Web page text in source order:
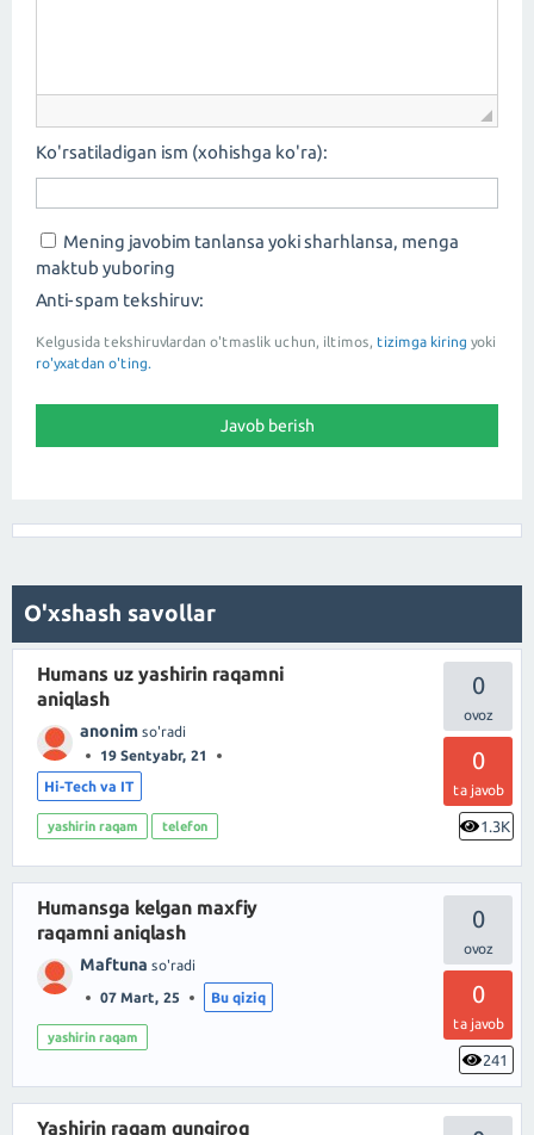
Ko'rsatiladigan ism (xohishga ko'ra):
Mening javobim tanlansa yoki sharhlansa, menga
maktub yuboring
Anti-spam tekshiruv:
Kelgusida tekshiruvlardan o'tmaslik uchun, iltimos, tizimga kiring yoki
ro'yxatdan o'ting.
O'xshash savollar
0
0
ta javob
1.3K
Humans uz yashirin raqamni
aniqlash
anonim so'radi
19 Sentyabr, 21
Hi-Tech va IT
yashirin raqam telefon
0
0
ta javob
241
Humansga kelgan maxfiy
raqamni aniqlash
Maftuna so'radi
07 Mart, 25 Bu qiziq
yashirin raqam
Yashirin raqam qungiroq